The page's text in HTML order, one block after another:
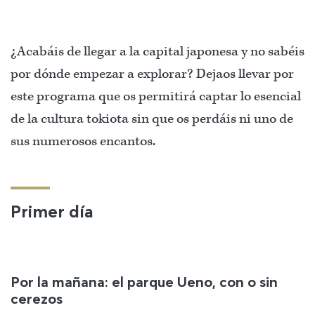
¿Acabáis de llegar a la capital japonesa y no sabéis
por dónde empezar a explorar? Dejaos llevar por
este programa que os permitirá captar lo esencial
de la cultura tokiota sin que os perdáis ni uno de
sus numerosos encantos.
Primer día
Por la mañana: el parque Ueno, con o sin
cerezos